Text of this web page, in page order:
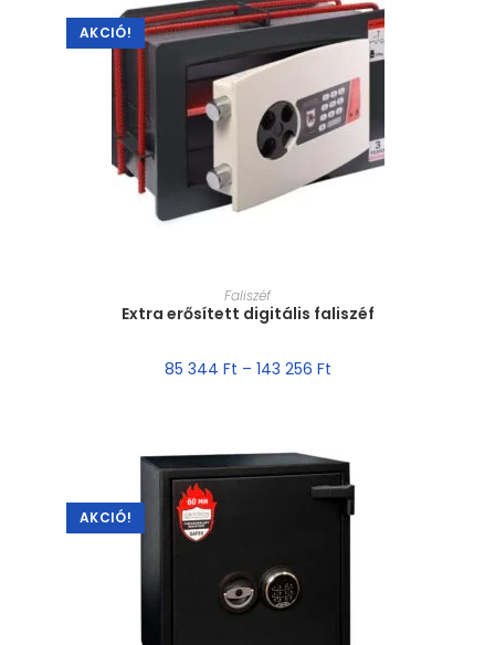
AKCIÓ!
MÉRET VÁLASZTÁSA
Faliszéf
Extra erősített digitális faliszéf
85 344 Ft – 143 256 Ft
AKCIÓ!